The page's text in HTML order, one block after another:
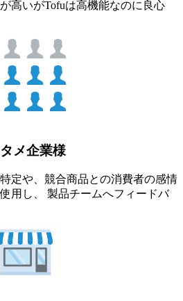
高いがTofuは高機能なのに良心
メ企業様
定や、競合商品との消費者の感情
用し、 製品チームへフィードバ